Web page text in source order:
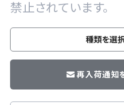
禁止されています。
種類を選
再入荷通知